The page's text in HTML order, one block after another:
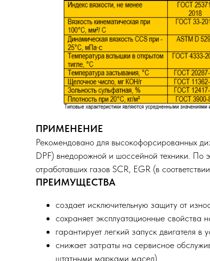
ПРИМЕНЕНИЕ
Рекомендовано для высокофорсированных
DPF) внедорожной и шоссейной техники. По
отработавших газов SCR, EGR (в
ПРЕИМУЩЕСТВА
создает исключительную защиту от
сохраняет эксплуатационные свойства
гарантирует легкий запуск двигателя в
снижает затраты на сервисное
штатными марками масел)